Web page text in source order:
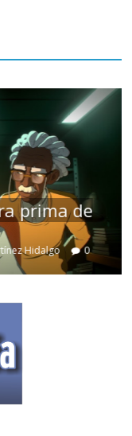
prima de
Hidalgo 0